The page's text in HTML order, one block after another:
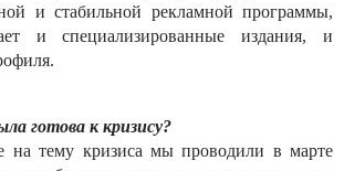
и стабильной рекламной программы,
и специализированные издания, и
готова к кризису?
на тему кризиса мы проводили в марте